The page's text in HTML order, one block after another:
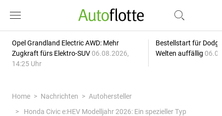
Opel Grandland Electric AWD: Mehr
Zugkraft fürs Elektro-SUV 06.08.2026,
14:25 Uhr
Bestellstart für
Welten auffällig
Home Nachrichten
Autohersteller
Honda Civic e:HEV Modelljahr 2026: Ein spezieller Typ